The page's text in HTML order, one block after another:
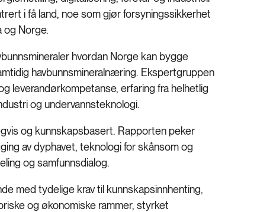
i få land, noe som gjør forsyningssikkerhet
og Norge.
hvordan Norge kan bygge
havbunnsmineralnæring. Ekspertgruppen
leverandørkompetanse, erfaring fra helhetlig
og undervannsteknologi.
og kunnskapsbasert. Rapporten peker
av dyphavet, teknologi for skånsom og
og samfunnsdialog.
med tydelige krav til kunnskapsinnhenting,
og økonomiske rammer, styrket